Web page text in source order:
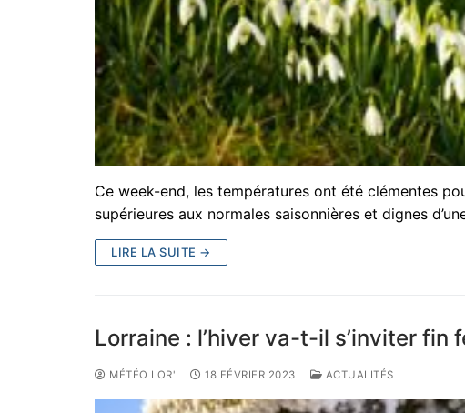
Ce week-end, les températures ont été clémentes
supérieures aux normales saisonnières et dignes
LIRE LA SUITE →
Lorraine : l’hiver va-t-il s’inviter fin
MÉTÉO LOR' 18 FÉVRIER 2023 ACTUALITÉS